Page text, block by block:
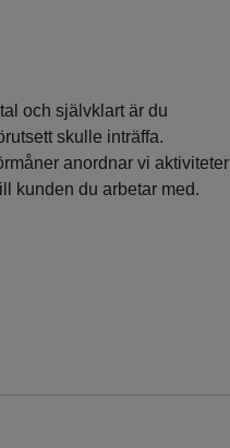
och självklart är du
skulle inträffa.
anordnar vi aktiviteter
kunden du arbetar med.